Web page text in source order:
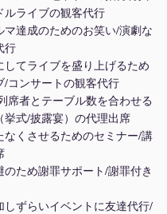
ルライブの観客代行
マ達成のためのお笑い/演劇な
行
してライブを盛り上げるため
/コンサートの観客代行
席者とテーブル数を合わせる
挙式/披露宴）の代理出席
なくさせるためのセミナー/講
のため謝罪サポート/謝罪付き
しずらいイベントに友達代行/